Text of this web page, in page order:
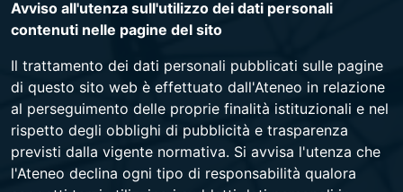
Avviso all'utenza sull'utilizzo dei dati personali
contenuti nelle pagine del sito
Il trattamento dei dati personali pubblicati sulle pagine
di questo sito web è effettuato dall'Ateneo in relazione
al perseguimento delle proprie finalità istituzionali e nel
rispetto degli obblighi di pubblicità e trasparenza
previsti dalla vigente normativa. Si avvisa l'utenza che
l'Ateneo declina ogni tipo di responsabilità qualora